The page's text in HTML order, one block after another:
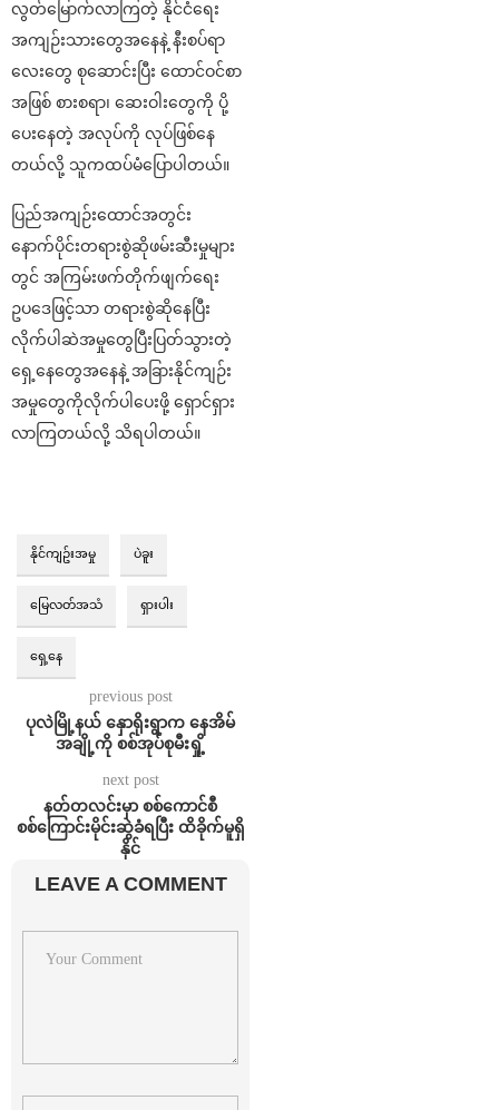
လွတ်မြောက်လာကြတဲ့ နိုင်ငံရေး
အကျဉ်းသားတွေအနေနဲ့ နီးစပ်ရာ
လေးတွေ စုဆောင်းပြီး ထောင်ဝင်စာ
အဖြစ် စားစရာ၊ ဆေးဝါးတွေကို ပို့
ပေးနေတဲ့ အလုပ်ကို လုပ်ဖြစ်နေ
တယ်လို့ သူကထပ်မံပြောပါတယ်။
ပြည်အကျဉ်းထောင်အတွင်း
နောက်ပိုင်းတရားစွဲဆိုဖမ်းဆီးမှုများ
တွင် အကြမ်းဖက်တိုက်ဖျက်ရေး
ဥပဒေဖြင့်သာ တရားစွဲဆိုနေပြီး
လိုက်ပါဆဲအမှုတွေပြီးပြတ်သွားတဲ့
ရှေ့နေတွေအနေနဲ့ အခြားနိုင်ကျဉ်း
အမှုတွေကိုလိုက်ပါပေးဖို့ ရှောင်ရှား
လာကြတယ်လို့ သိရပါတယ်။
နိုင်ကျဥ်းအမှု ပဲခူး
မြေလတ်အသံ ရှားပါး
ရှေ့နေ
previous post
ပုလဲမြို့နယ် နှောရိုးရွာက နေအိမ်
အချို့ကို စစ်အုပ်စုမီးရှို့
next post
နတ်တလင်းမှာ စစ်ကောင်စီ
စစ်ကြောင်းမိုင်းဆွဲခံရပြီး ထိခိုက်မူရှိ
နိုင်
LEAVE A COMMENT